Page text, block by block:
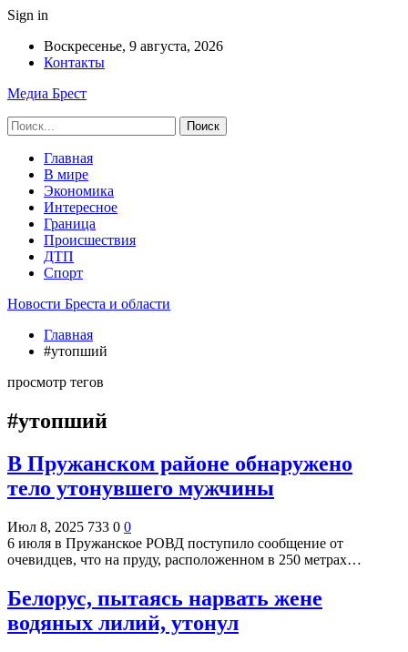
Sign in
Воскресенье, 9 августа, 2026
Контакты
Медиа Брест
Главная
В мире
Экономика
Интересное
Граница
Происшествия
ДТП
Спорт
Новости Бреста и области
Главная
#утопший
просмотр тегов
#утопший
В Пружанском районе обнаружено
тело утонувшего мужчины
Июл 8, 2025 733 0 0
6 июля в Пружанское РОВД поступило сообщение от
очевидцев, что на пруду, расположенном в 250 метрах…
Белорус, пытаясь нарвать жене
водяных лилий, утонул